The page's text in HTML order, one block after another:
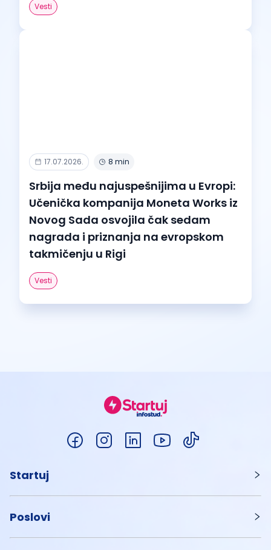
Vesti
17.07.2026. 8 min
Srbija među najuspešnijima u Evropi:
Učenička kompanija Moneta Works iz
Novog Sada osvojila čak sedam
nagrada i priznanja na evropskom
takmičenju u Rigi
Vesti
Startuj
Poslovi